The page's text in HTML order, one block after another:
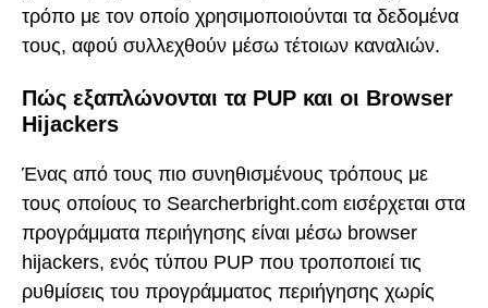
τρόπο με τον οποίο χρησιμοποιούνται τα δεδομένα
τους, αφού συλλεχθούν μέσω τέτοιων καναλιών.
Πώς εξαπλώνονται τα PUP και οι Browser
Hijackers
Ένας από τους πιο συνηθισμένους τρόπους με
τους οποίους το Searcherbright.com εισέρχεται στα
προγράμματα περιήγησης είναι μέσω browser
hijackers, ενός τύπου PUP που τροποποιεί τις
ρυθμίσεις του προγράμματος περιήγησης χωρίς